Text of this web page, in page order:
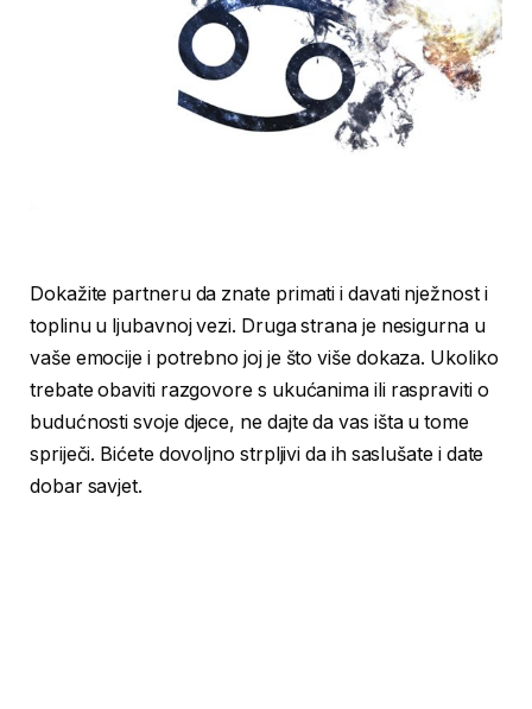
Dokažite partneru da znate primati i davati nježnost i
toplinu u ljubavnoj vezi. Druga strana je nesigurna u
vaše emocije i potrebno joj je što više dokaza. Ukoliko
trebate obaviti razgovore s ukućanima ili raspraviti o
budućnosti svoje djece, ne dajte da vas išta u tome
spriječi. Bićete dovoljno strpljivi da ih saslušate i date
dobar savjet.